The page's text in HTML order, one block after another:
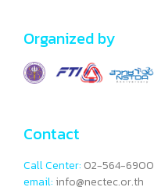
Organized by
Contact
Call Center: 02-564-6900
email: info@nectec.or.th